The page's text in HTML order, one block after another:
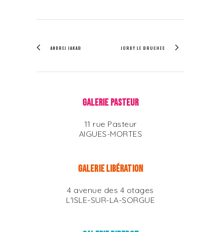
ANDREJ JAKAB JORDY LE BRUCHEC
GALERIE PASTEUR
11 rue Pasteur
AIGUES-MORTES
GALERIE LIBÉRATION
4 avenue des 4 otages
L'ISLE-SUR-LA-SORGUE